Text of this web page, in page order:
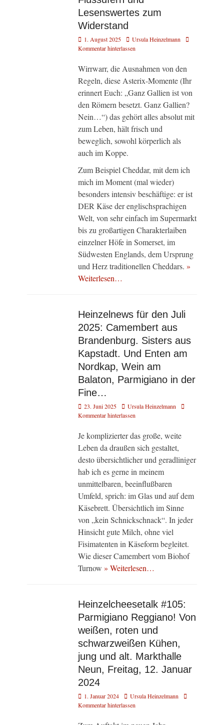
Lesenswertes zum
Widerstand
Veröffentlicht
am
1. August 2025 AutorUrsula Heinzelmann
Kommentar hinterlassen
Wirrwarr, die Ausnahmen von den
Regeln, diese Asterix-Momente (Ihr
erinnert Euch: „Ganz Gallien ist von
den Römern besetzt. Ganz Gallien?
Nein…“) das gehört alles absolut mit
zum Leben, hält frisch und
beweglich, sowohl körperlich als
auch im Koppe.
Zum Beispiel Cheddar, mit dem ich
mich im Moment (mal wieder)
besonders intensiv beschäftige: er ist
DER Käse der englischsprachigen
Welt, von sehr einfach im Supermarkt
bis zu großartigen Charakterlaiben
einzelner Höfe in Somerset, im
Südwesten Englands, dem Ursprung
und Herz traditionellen Cheddars. »
Weiterlesen…
Heinzelnews für den Juli
2025: Camembert aus
Brandenburg. Sisters aus
Kapstadt. Und Enten am
Nordkap, Wein am
Balaton, Parmigiano in der
Fine…
Veröffentlicht
am
23. Juni 2025 AutorUrsula Heinzelmann
Kommentar hinterlassen
Je komplizierter das große, weite
Leben da draußen sich gestaltet,
desto übersichtlicher und geradliniger
hab ich es gerne in meinem
unmittelbaren, beeinflußbaren
Umfeld, sprich: im Glas und auf dem
Käsebrett. Übersichtlich im Sinne
von „kein Schnickschnack“. In jeder
Hinsicht gute Milch, ohne viel
Fisimatenten in Käseform begleitet.
Wie dieser Camembert vom Biohof
Turnow » Weiterlesen…
Heinzelcheesetalk #105:
Parmigiano Reggiano! Von
weißen, roten und
schwarzweißen Kühen,
jung und alt. Markthalle
Neun, Freitag, 12. Januar
2024
Veröffentlicht
am
1. Januar 2024 AutorUrsula Heinzelmann
Kommentar hinterlassen